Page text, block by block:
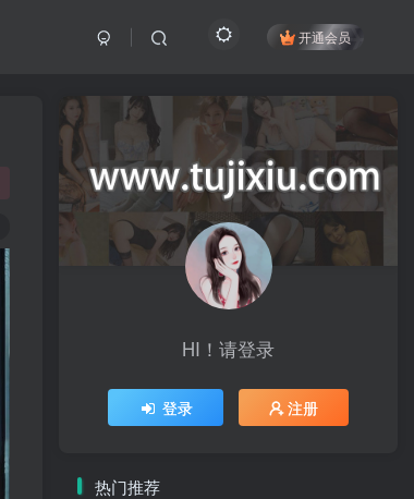
开通会员
HI！请登录
登录 注册
热门推荐